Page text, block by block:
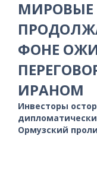
МИРОВЫЕ
ФОНЕ
ИРАНОМ
Инвесторы
Ормузский